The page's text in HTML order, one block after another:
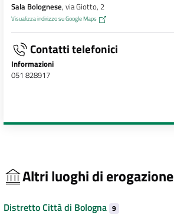
Sala Bolognese, via Giotto, 2
Visualizza indirizzo su Google Maps
Contatti telefonici
Informazioni
051 828917
Altri luoghi di erogazione
Distretto Città di Bologna 9